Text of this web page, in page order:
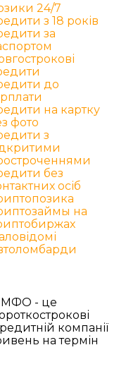
24/7
з 18 років
за
до
на картку
фото
з
без
осіб
на
МФО - це
компанії
на термін